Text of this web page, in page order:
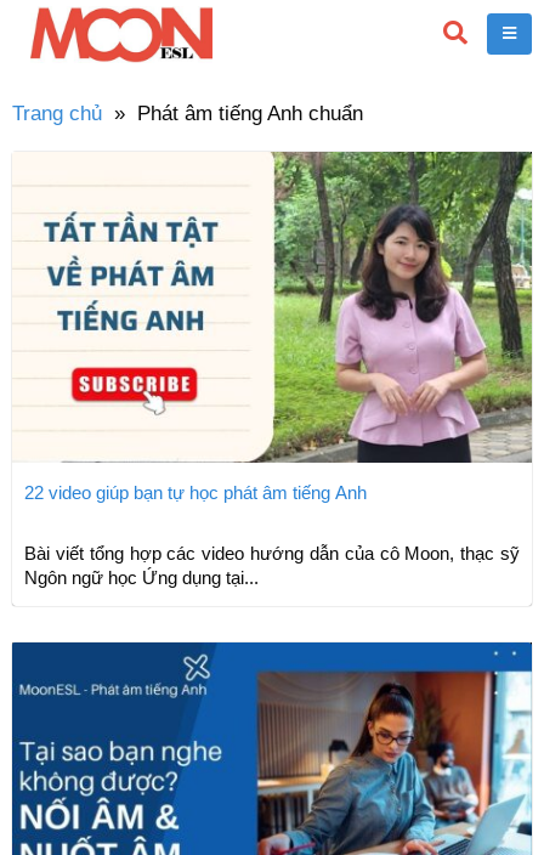
Trang chủ » Phát âm tiếng Anh chuẩn
22 video giúp bạn tự học phát âm tiếng Anh
Bài viết tổng hợp các video hướng dẫn của cô Moon, thạc sỹ
Ngôn ngữ học Ứng dụng tại...